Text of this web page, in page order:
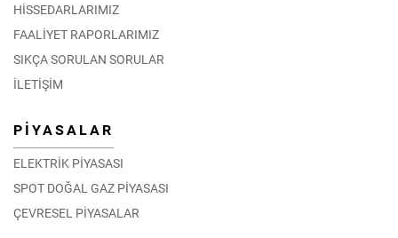
HİSSEDARLARIMIZ
FAALİYET RAPORLARIMIZ
SIKÇA SORULAN SORULAR
İLETİŞİM
PİYASALAR
ELEKTRİK PİYASASI
SPOT DOĞAL GAZ PİYASASI
ÇEVRESEL PİYASALAR